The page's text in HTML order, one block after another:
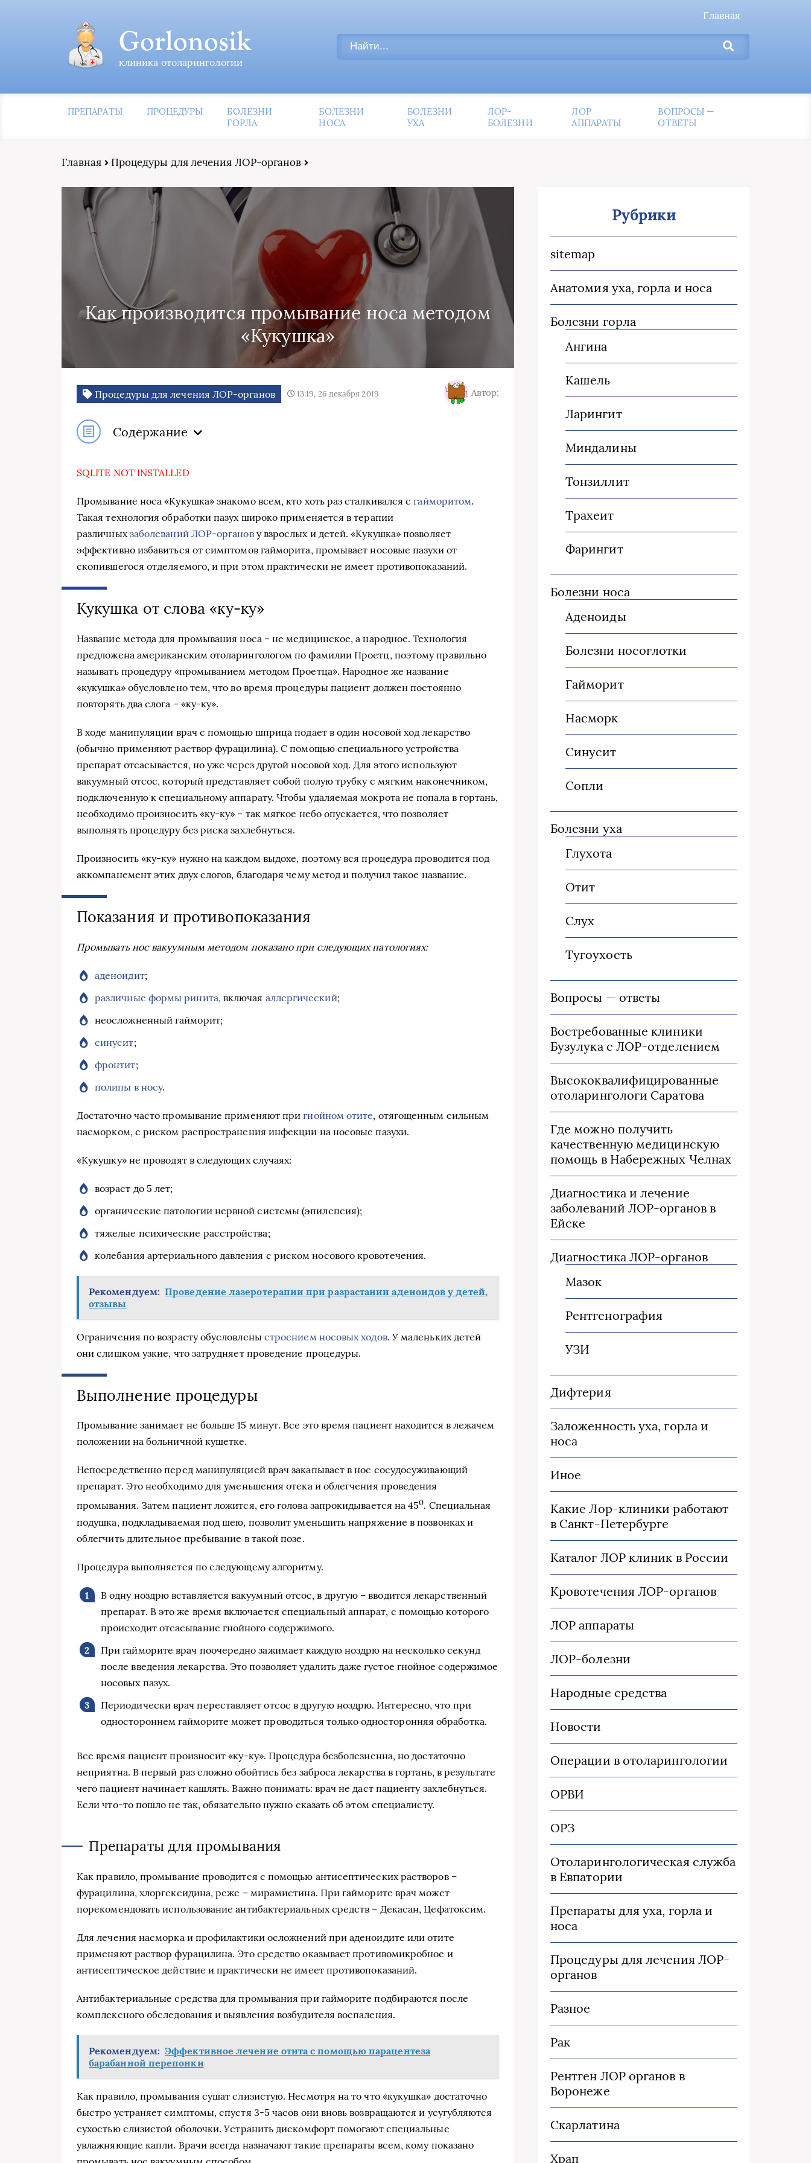
Главная
Gorlonosik
клиника отоларингологии
ПРЕПАРАТЫ ПРОЦЕДУРЫ
БОЛЕЗНИ
ГОРЛА
БОЛЕЗНИ
НОСА
БОЛЕЗНИ
УХА
ЛОР-
БОЛЕЗНИ
ЛОР
АППАРАТЫ
ВОПРОСЫ —
ОТВЕТЫ
Главная Процедуры для лечения ЛОР-органов
Как производится промывание носа методом
«Кукушка»
Процедуры для лечения ЛОР-органов 13:19, 26 декабря 2019 Автор:
Содержание
SQLITE NOT INSTALLED
Промывание носа «Кукушка» знакомо всем, кто хоть раз сталкивался сгайморитом.
Такая технология обработки пазух широко применяется в терапии
различныхзаболеваний ЛОР-органову взрослых и детей. «Кукушка» позволяет
эффективно избавиться от симптомов гайморита, промывает носовые пазухи от
скопившегося отделяемого, и при этом практически не имеет противопоказаний.
Кукушка от слова «ку-ку»
Название метода для промывания носа – не медицинское, а народное. Технология
предложена американским отоларингологом по фамилии Проетц, поэтому правильно
называть процедуру «промыванием методом Проетца». Народное же название
«кукушка» обусловлено тем, что во время процедуры пациент должен постоянно
повторять два слога – «ку-ку».
В ходе манипуляции врач с помощью шприца подает в один носовой ход лекарство
(обычно применяют раствор фурацилина). С помощью специального устройства
препарат отсасывается, но уже через другой носовой ход. Для этого используют
вакуумный отсос, который представляет собой полую трубку с мягким наконечником,
подключенную к специальному аппарату. Чтобы удаляемая мокрота не попала в гортань,
необходимо произносить «ку-ку» – так мягкое небо опускается, что позволяет
выполнять процедуру без риска захлебнуться.
Произносить «ку-ку» нужно на каждом выдохе, поэтому вся процедура проводится под
аккомпанемент этих двух слогов, благодаря чему метод и получил такое название.
Показания и противопоказания
Промывать нос вакуумным методом показано при следующих патологиях:
аденоидит;
различные формы ринита, включая аллергический;
неосложненный гайморит;
синусит;
фронтит;
полипы в носу.
Достаточно часто промывание применяют пригнойном отите, отягощенным сильным
насморком, с риском распространения инфекции на носовые пазухи.
«Кукушку» не проводят в следующих случаях:
возраст до 5 лет;
органические патологии нервной системы (эпилепсия);
тяжелые психические расстройства;
колебания артериального давления с риском носового кровотечения.
Рекомендуем: Проведение лазеротерапии при разрастании аденоидов у детей,
отзывы
Ограничения по возрасту обусловлены строением носовых ходов. У маленьких детей
они слишком узкие, что затрудняет проведение процедуры.
Выполнение процедуры
Промывание занимает не больше 15 минут. Все это время пациент находится в лежачем
положении на больничной кушетке.
Непосредственно перед манипуляцией врач закапывает в нос сосудосуживающий
препарат. Это необходимо для уменьшения отека и облегчения проведения
промывания. Затем пациент ложится, его голова запрокидывается на 450. Специальная
подушка, подкладываемая под шею, позволит уменьшить напряжение в позвонках и
облегчить длительное пребывание в такой позе.
Процедура выполняется по следующему алгоритму.
В одну ноздрю вставляется вакуумный отсос, в другую – вводится лекарственный
препарат. В это же время включается специальный аппарат, с помощью которого
происходит отсасывание гнойного содержимого.
При гайморите врач поочередно зажимает каждую ноздрю на несколько секунд
после введения лекарства. Это позволяет удалить даже густое гнойное содержимое
носовых пазух.
Периодически врач переставляет отсос в другую ноздрю. Интересно, что при
одностороннем гайморите может проводиться только односторонняя обработка.
Все время пациент произносит «ку-ку». Процедура безболезненна, но достаточно
неприятна. В первый раз сложно обойтись без заброса лекарства в гортань, в результате
чего пациент начинает кашлять. Важно понимать: врач не даст пациенту захлебнуться.
Если что-то пошло не так, обязательно нужно сказать об этом специалисту.
Препараты для промывания
Как правило, промывание проводится с помощью антисептических растворов –
фурацилина, хлоргексидина, реже – мирамистина. При гайморите врач может
порекомендовать использование антибактериальных средств – Декасан, Цефатоксим.
Для лечения насморка и профилактики осложнений при аденоидите или отите
применяют раствор фурацилина. Это средство оказывает противомикробное и
антисептическое действие и практически не имеет противопоказаний.
Антибактериальные средства для промывания при гайморите подбираются после
комплексного обследования и выявления возбудителя воспаления.
Рекомендуем: Эффективное лечение отита с помощью парацентеза
барабанной перепонки
Как правило, промывания сушат слизистую. Несмотря на то что «кукушка» достаточно
быстро устраняет симптомы, спустя 3-5 часов они вновь возвращаются и усугубляются
сухостью слизистой оболочки. Устранить дискомфорт помогают специальные
увлажняющие капли. Врачи всегда назначают такие препараты всем, кому показано
Рубрики
sitemap
Анатомия уха, горла и носа
Болезни горла
Ангина
Кашель
Ларингит
Миндалины
Тонзиллит
Трахеит
Фарингит
Болезни носа
Аденоиды
Болезни носоглотки
Гайморит
Насморк
Синусит
Сопли
Болезни уха
Глухота
Отит
Слух
Тугоухость
Вопросы — ответы
Востребованные клиники
Бузулука с ЛОР-отделением
Высококвалифицированные
отоларингологи Саратова
Где можно получить
качественную медицинскую
помощь в Набережных Челнах
Диагностика и лечение
заболеваний ЛОР-органов в
Ейске
Диагностика ЛОР-органов
Мазок
Рентгенография
УЗИ
Дифтерия
Заложенность уха, горла и
носа
Иное
Какие Лор-клиники работают
в Санкт-Петербурге
Каталог ЛОР клиник в России
Кровотечения ЛОР-органов
ЛОР аппараты
ЛОР-болезни
Народные средства
Новости
Операции в отоларингологии
ОРВИ
ОРЗ
Отоларингологическая служба
в Евпатории
Препараты для уха, горла и
носа
Процедуры для лечения ЛОР-
органов
Разное
Рак
Рентген ЛОР органов в
Воронеже
Скарлатина
Храп